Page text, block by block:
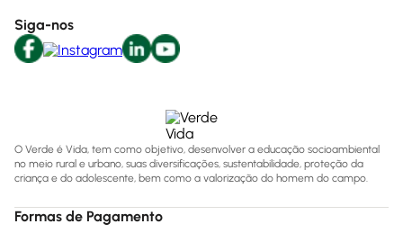
Siga-nos
O Verde é Vida, tem como objetivo, desenvolver a educação socioambiental
no meio rural e urbano, suas diversificações, sustentabilidade, proteção da
criança e do adolescente, bem como a valorização do homem do campo.
Formas de Pagamento